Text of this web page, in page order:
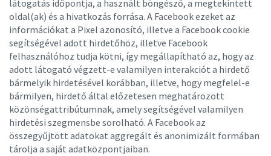
látogatás időpontja, a használt böngésző, a megtekintett
oldal(ak) és a hivatkozás forrása. A Facebook ezeket az
információkat a Pixel azonosító, illetve a Facebook cookie
segítségével adott hirdetőhöz, illetve Facebook
felhasználóhoz tudja kötni, így megállapítható az, hogy az
adott látogató végzett-e valamilyen interakciót a hirdető
bármelyik hirdetésével korábban, illetve, hogy megfelel-e
bármilyen, hirdető által előzetesen meghatározott
közönségattribútumnak, amely segítségével valamilyen
hirdetési szegmensbe sorolható. A Facebook az
összegyűjtött adatokat aggregált és anonimizált formában
tárolja a saját adatközpontjaiban.